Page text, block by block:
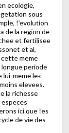
ecologie,
sous
!'evolution
de la region de
et fertilisee
et al,
meme
longue periode
meme le«
elevees.
la richesse
ici que !es
de vie des